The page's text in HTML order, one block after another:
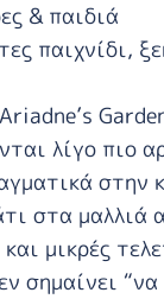
& παιδιά
παιχνίδι,
Ariadne’s
λίγο πιο
στην
στα
μικρές
“να